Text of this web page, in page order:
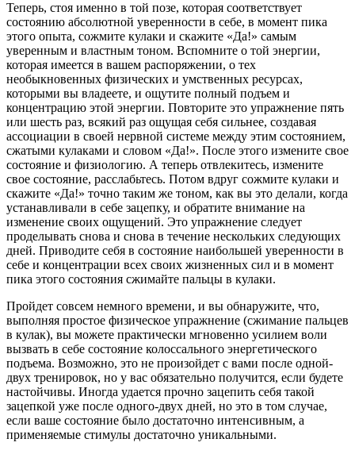
Теперь, стоя именно в той позе, которая соответствует
состоянию абсолютной уверенности в себе, в момент пика
этого опыта, сожмите кулаки и скажите «Да!» самым
уверенным и властным тоном. Вспомните о той энергии,
которая имеется в вашем распоряжении, о тех
необыкновенных физических и умственных ресурсах,
которыми вы владеете, и ощутите полный подъем и
концентрацию этой энергии. Повторите это упражнение пять
или шесть раз, всякий раз ощущая себя сильнее, создавая
ассоциации в своей нервной системе между этим состоянием,
сжатыми кулаками и словом «Да!». После этого измените свое
состояние и физиологию. А теперь отвлекитесь, измените
свое состояние, расслабьтесь. Потом вдруг сожмите кулаки и
скажите «Да!» точно таким же тоном, как вы это делали, когда
устанавливали в себе зацепку, и обратите внимание на
изменение своих ощущений. Это упражнение следует
проделывать снова и снова в течение нескольких следующих
дней. Приводите себя в состояние наибольшей уверенности в
себе и концентрации всех своих жизненных сил и в момент
пика этого состояния сжимайте пальцы в кулаки.
Пройдет совсем немного времени, и вы обнаружите, что,
выполняя простое физическое упражнение (сжимание пальцев
в кулак), вы можете практически мгновенно усилием воли
вызвать в себе состояние колоссального энергетического
подъема. Возможно, это не произойдет с вами после одной-
двух тренировок, но у вас обязательно получится, если будете
настойчивы. Иногда удается прочно зацепить себя такой
зацепкой уже после одного-двух дней, но это в том случае,
если ваше состояние было достаточно интенсивным, а
применяемые стимулы достаточно уникальными.